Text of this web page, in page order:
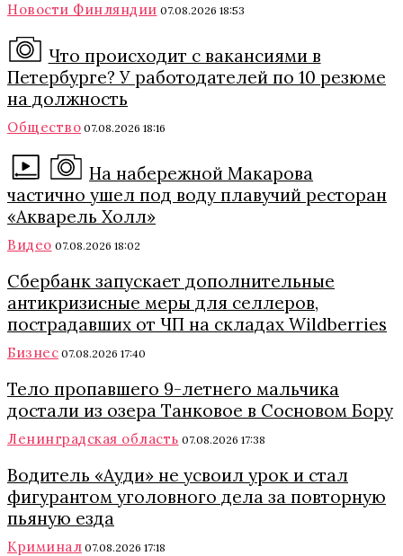
Новости Финляндии 07.08.2026 18:53
Что происходит с вакансиями в
Петербурге? У работодателей по 10 резюме
на должность
Общество 07.08.2026 18:16
На набережной Макарова
частично ушел под воду плавучий ресторан
«Акварель Холл»
Видео 07.08.2026 18:02
Сбербанк запускает дополнительные
антикризисные меры для селлеров,
пострадавших от ЧП на складах Wildberries
Бизнес 07.08.2026 17:40
Тело пропавшего 9-летнего мальчика
достали из озера Танковое в Сосновом Бору
Ленинградская область 07.08.2026 17:38
Водитель «Ауди» не усвоил урок и стал
фигурантом уголовного дела за повторную
пьяную езда
Криминал 07.08.2026 17:18